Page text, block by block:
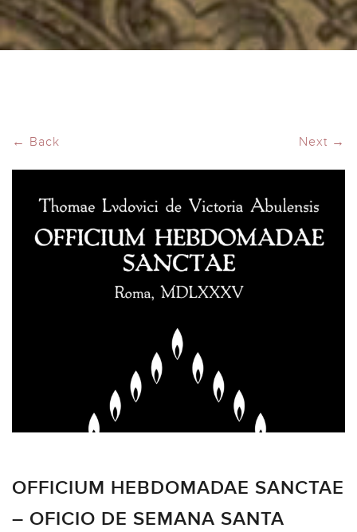
← Back Next →
OFFICIUM HEBDOMADAE SANCTAE
– OFICIO DE SEMANA SANTA